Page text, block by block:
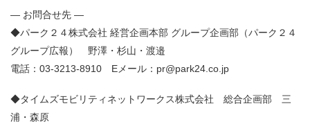
― お問合せ先 ―
◆パーク２４株式会社 経営企画本部 グループ企画部（パーク２４
グループ広報） 野澤・杉山・渡邉
電話：03-3213-8910 Eメール：pr@park24.co.jp
◆タイムズモビリティネットワークス株式会社 総合企画部 三
浦・森原